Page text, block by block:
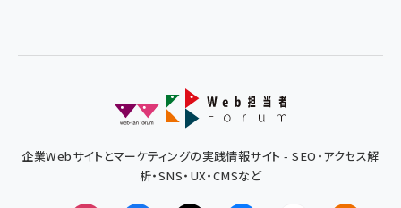
企業Webサイトとマーケティングの実践情報サイト - SEO・アクセス解
析・SNS・UX・CMSなど